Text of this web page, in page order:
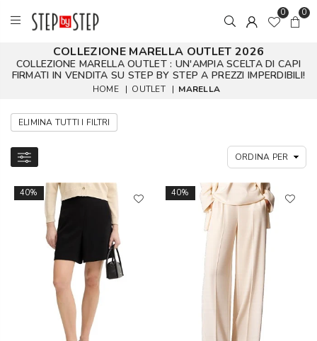
0 0
COLLEZIONE MARELLA OUTLET 2026
COLLEZIONE MARELLA OUTLET : UN'AMPIA SCELTA DI CAPI
FIRMATI IN VENDITA SU STEP BY STEP A PREZZI IMPERDIBILI!
HOME | OUTLET | MARELLA
ELIMINA TUTTI I FILTRI
40% 40%